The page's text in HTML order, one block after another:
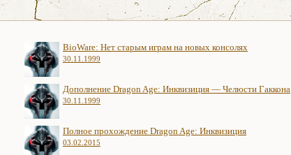
BioWare: Нет старым играм на новых консолях
30.11.1999
Дополнение Dragon Age: Инквизиция — Челюсти Гаккона
30.11.1999
Полное прохождение Dragon Age: Инквизиция
03.02.2015